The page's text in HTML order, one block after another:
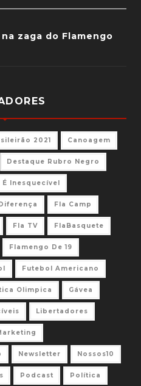
zaga do Flamengo
2021 Canoagem
Destaque Rubro Negro
É Inesquecível
Fla Camp
Fla TV FlaBasquete
Flamengo De 19
Futebol Americano
Olimpica Gávea
Libertadores
Newsletter Nossos10
Podcast Política